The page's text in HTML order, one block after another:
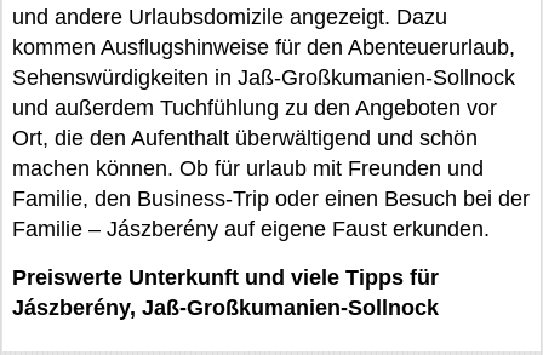
und andere Urlaubsdomizile angezeigt. Dazu
kommen Ausflugshinweise für den Abenteuerurlaub,
Sehenswürdigkeiten in Jaß-Großkumanien-Sollnock
und außerdem Tuchfühlung zu den Angeboten vor
Ort, die den Aufenthalt überwältigend und schön
machen können. Ob für urlaub mit Freunden und
Familie, den Business-Trip oder einen Besuch bei der
Familie – Jászberény auf eigene Faust erkunden.
Preiswerte Unterkunft und viele Tipps für
Jászberény, Jaß-Großkumanien-Sollnock